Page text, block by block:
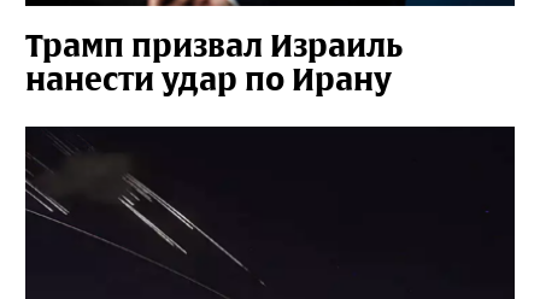
Трамп призвал Израиль
нанести удар по Ирану